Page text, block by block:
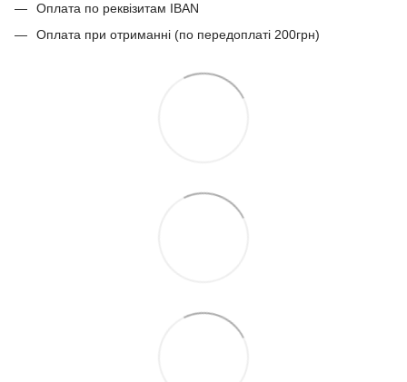
Оплата по реквізитам IBAN
Оплата при отриманні (по передоплаті 200грн)